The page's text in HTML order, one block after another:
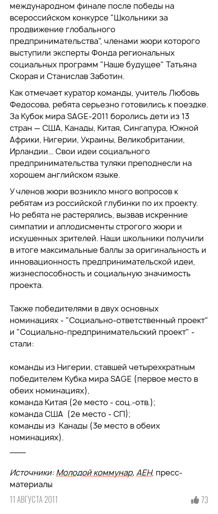
международном финале после победы на
всероссийском конкурсе "Школьники за
продвижение глобального
предпринимательства", членами жюри которого
выступили эксперты Фонда региональных
социальных программ "Наше будущее" Татьяна
Скорая и Станислав Заботин.
Как отмечает куратор команды, учитель Любовь
Федосова, ребята серьезно готовились к поездке.
За Кубок мира SAGE-2011 боролись дети из 13
стран — США, Канады, Китая, Сингапура, Южной
Африки, Нигерии, Украины, Великобритании,
Ирландии… Свои идеи социального
предпринимательства туляки преподнесли на
хорошем английском языке.
У членов жюри возникло много вопросов к
ребятам из российской глубинки по их проекту.
Но ребята не растерялись, вызвав искренние
симпатии и аплодисменты строгого жюри и
искушенных зрителей. Наши школьники получили
в итоге максимальные баллы за оригинальность и
инновационность предпринимательской идеи,
жизнеспособность и социальную значимость
проекта.
Также победителями в двух основных
номинациях - "Социально-ответственный проект"
и "Социально-предпринимательский проект" -
стали:
команды из Нигерии, ставшей четырехкратным
победителем Кубка мира SAGE (первое место в
обеих номинациях),
команда Китая (2е место - соц.-отв.);
команда США (2е место - СП);
команды из Канады (3е место в обеих
номинациях).
Источники: Молодой коммунар, АЕН, пресс-
материалы
11 АВГУСТА 2011 73